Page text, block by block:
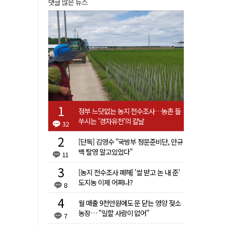
댓글 많은 뉴스
32
정부 느닷없는 농지 전수조사…농촌 들
쑤시는 '경자유전'의 칼날
11
[단독] 김영수 "국방부 청문준비단, 안규
백 탈영 알고있었다"
8
[농지 전수조사 폐해] '쌀 받고 논 내 준'
도지농 이제 어쩌나?
7
월 매출 9천만원에도 문 닫는 영양 젖소
농장… "일할 사람이 없어"